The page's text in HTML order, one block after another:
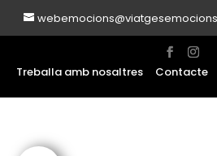
Treballa amb nosaltres Contacte